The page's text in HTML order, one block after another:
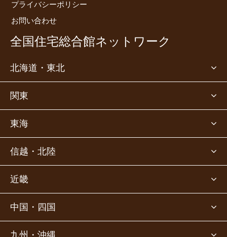
プライバシーポリシー
お問い合わせ
全国住宅総合館ネットワーク
北海道・東北
関東
東海
信越・北陸
近畿
中国・四国
九州・沖縄